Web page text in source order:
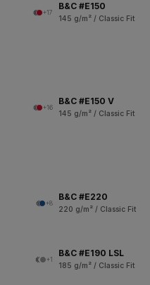
+17
B&C #E150
145 g/m² / Classic Fit
+16
B&C #E150 V
145 g/m² / Classic Fit
+8
B&C #E220
220 g/m² / Classic Fit
+1
B&C #E190 LSL
185 g/m² / Classic Fit